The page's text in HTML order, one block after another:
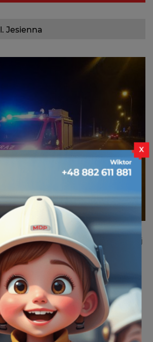
Jesienna
20:26 zostaliśmy zadysponowani
62 do plamy oleju przy ulicy Jesiennej
Podstawowej nr 49.
plamy sprawdziliśmy jeszcze ul.
gdzie również znajdowała
X